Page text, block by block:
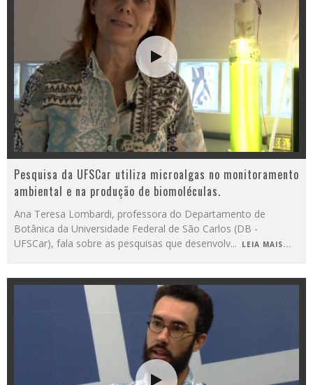
Pesquisa da UFSCar utiliza microalgas no monitoramento
ambiental e na produção de biomoléculas.
Ana Teresa Lombardi, professora do Departamento de
Botânica da Universidade Federal de São Carlos (DB -
UFSCar), fala sobre as pesquisas que desenvolv... LEIA MAIS...